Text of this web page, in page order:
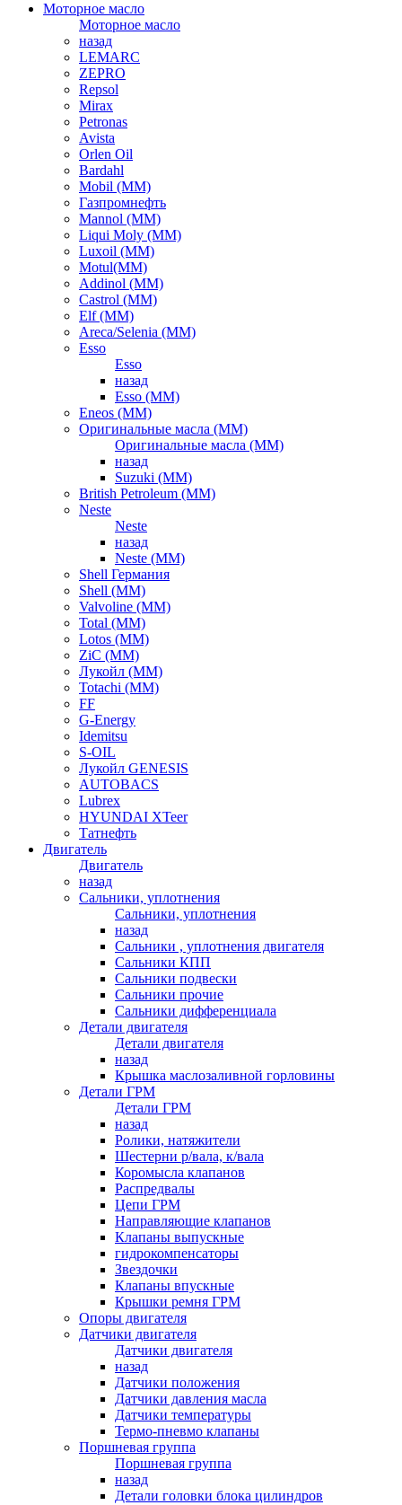
Моторное масло
Моторное масло
назад
LEMARC
ZEPRO
Repsol
Mirax
Petronas
Avista
Orlen Oil
Bardahl
Mobil (ММ)
Газпромнефть
Mannol (ММ)
Liqui Moly (ММ)
Luxoil (ММ)
Motul(ММ)
Addinol (ММ)
Castrol (ММ)
Elf (ММ)
Areca/Selenia (ММ)
Esso
Esso
назад
Esso (ММ)
Eneos (ММ)
Оригинальные масла (ММ)
Оригинальные масла (ММ)
назад
Suzuki (ММ)
British Petroleum (ММ)
Neste
Neste
назад
Neste (ММ)
Shell Германия
Shell (ММ)
Valvoline (ММ)
Total (ММ)
Lotos (ММ)
ZiC (ММ)
Лукойл (ММ)
Totachi (MM)
FF
G-Energy
Idemitsu
S-OIL
Лукойл GENESIS
AUTOBACS
Lubrex
HYUNDAI XTeer
Татнефть
Двигатель
Двигатель
назад
Сальники, уплотнения
Сальники, уплотнения
назад
Сальники , уплотнения двигателя
Сальники КПП
Сальники подвески
Сальники прочие
Сальники дифференциала
Детали двигателя
Детали двигателя
назад
Крышка маслозаливной горловины
Детали ГРМ
Детали ГРМ
назад
Ролики, натяжители
Шестерни р/вала, к/вала
Коромысла клапанов
Распредвалы
Цепи ГРМ
Направляющие клапанов
Клапаны выпускные
гидрокомпенсаторы
Звездочки
Клапаны впускные
Крышки ремня ГРМ
Опоры двигателя
Датчики двигателя
Датчики двигателя
назад
Датчики положения
Датчики давления масла
Датчики температуры
Термо-пневмо клапаны
Поршневая группа
Поршневая группа
назад
Детали головки блока цилиндров